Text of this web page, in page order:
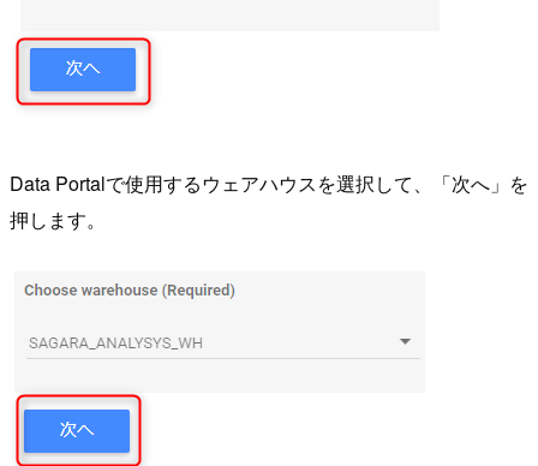
Data Portalで使用するウェアハウスを選択して、「次へ」を
押します。